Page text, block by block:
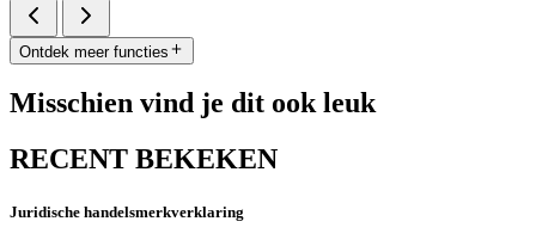
Ontdek meer functies
Misschien vind je dit ook leuk
RECENT BEKEKEN
Juridische handelsmerkverklaring